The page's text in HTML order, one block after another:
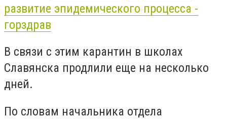
развитие эпидемического процесса -
горздрав
В связи с этим карантин в школах
Славянска продлили еще на несколько
дней.
По словам начальника отдела